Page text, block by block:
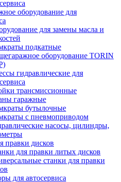
оборудование для
для замены масла и
подкатные
оборудование TORIN
гидравлические для
трансмиссионные
гаражные
бутылочные
с пневмоприводом
насосы, цилиндры,
правки дисков
для правки литых дисков
станки для правки
для автосервиса